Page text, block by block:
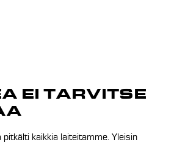
EI TARVITSE
kaikkia laiteitamme. Yleisin